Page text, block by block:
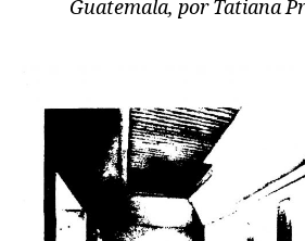
Guatemala, por Tatiana